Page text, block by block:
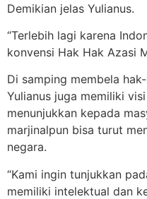
Demikian jelas Yulianus.
“Terlebih lagi karena
konvensi Hak Hak Azasi
Di samping membela
Yulianus juga memiliki
menunjukkan kepada
marjinalpun bisa turut
negara.
“Kami ingin tunjukkan
memiliki intelektual dan